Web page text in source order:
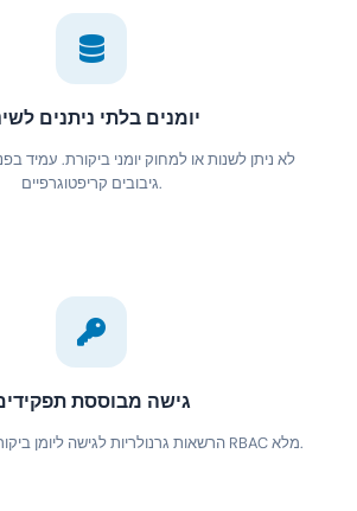
יומנים בלתי ניתנים
לא ניתן לשנות או למחוק יומני ביקורת. עמיד
גיבובים קריפטוגרפיים.
גישה מבוססת
הרשאות גרנולריות לגישה ליומן ביקורת, סקירה וייצוא עם RBAC מלא.